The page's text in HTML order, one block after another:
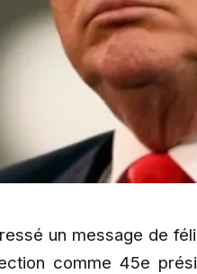
un message de
comme 45e